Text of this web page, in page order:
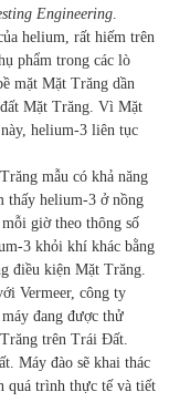
Engineering
helium, rất hiếm trên
phẩm trong các lò
mặt Mặt Trăng dần
Mặt Trăng. Vì Mặt
helium-3 liên tục
mẫu có khả năng
thấy helium-3 ở nồng
giờ theo thông số
3 khỏi khí khác bằng
điều kiện Mặt Trăng.
Vermeer, công ty
đang được thử
trên Trái Đất.
Máy đào sẽ khai thác
quá trình thực tế và tiết